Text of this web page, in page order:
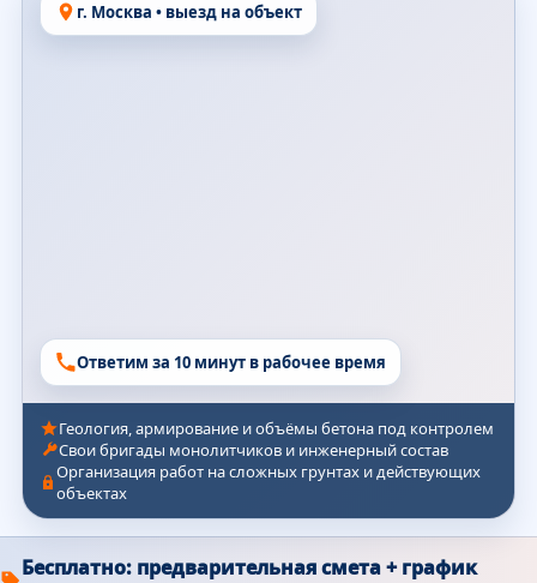
г. Москва • выезд на объект
Ответим за 10 минут в рабочее время
Геология, армирование и объёмы бетона под контролем
Свои бригады монолитчиков и инженерный состав
Организация работ на сложных грунтах и действующих
объектах
Бесплатно: предварительная смета + график